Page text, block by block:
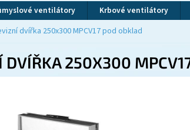
ventilátory Krbové ventilátory
dvířka 250x300 MPCV17 pod obklad
DVÍŘKA 250X300